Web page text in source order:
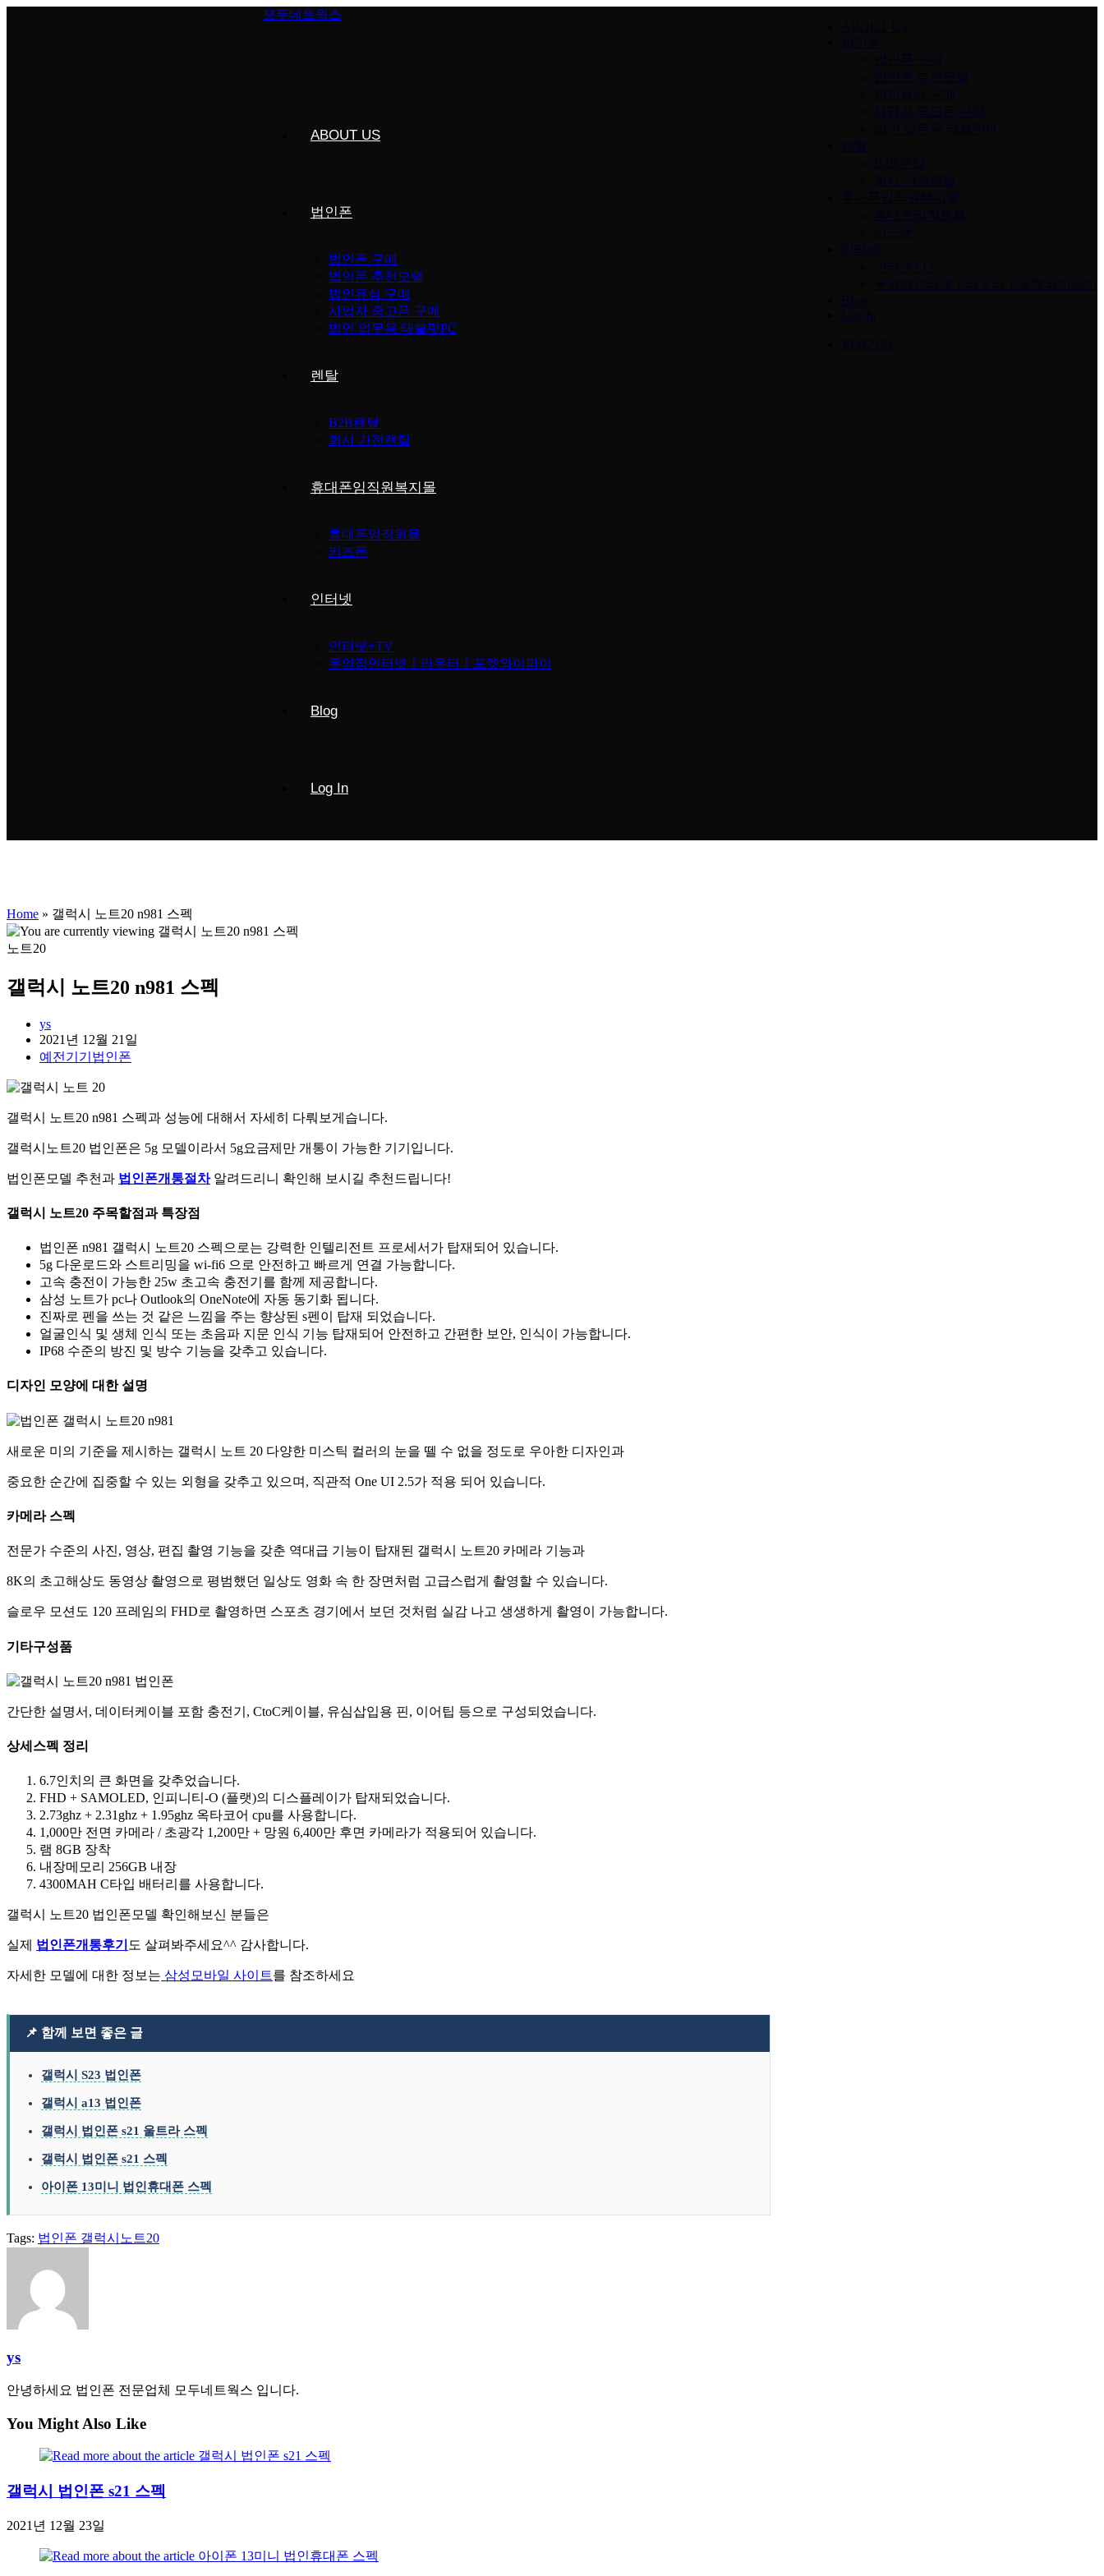
모두네트웍스
ABOUT US
법인폰
법인폰 구매
법인폰 추천모델
법인유심 구매
사업자 중고폰 구매
법인 업무용 태블릿PC
렌탈
B2B렌탈
회사 가전렌탈
휴대폰임직원복지몰
휴대폰임직원몰
키즈폰
인터넷
인터넷+TV
무약정인터넷ㅣ라우터ㅣ포켓와이파이
Blog
Log In
Home » 갤럭시 노트20 n981 스펙
노트20
갤럭시 노트20 n981 스펙
Post
author:
ys
Post
published:
2021년 12월 21일
Post
예전기기법인폰
갤럭시 노트20 n981 스펙과 성능에 대해서 자세히 다뤄보게습니다.
갤럭시노트20 법인폰은 5g 모델이라서 5g요금제만 개통이 가능한 기기입니다.
법인폰모델 추천과 법인폰개통절차알려드리니 확인해 보시길 추천드립니다!
갤럭시 노트20 주목할점과 특장점
법인폰 n981 갤럭시 노트20 스펙으로는 강력한 인텔리전트 프로세서가 탑재되어 있습니다.
5g 다운로드와 스트리밍을 wi-fi6 으로 안전하고 빠르게 연결 가능합니다.
고속 충전이 가능한 25w 초고속 충전기를 함께 제공합니다.
삼성 노트가 pc나 Outlook의 OneNote에 자동 동기화 됩니다.
진짜로 펜을 쓰는 것 같은 느낌을 주는 향상된 s펜이 탑재 되었습니다.
얼굴인식 및 생체 인식 또는 초음파 지문 인식 기능 탑재되어 안전하고 간편한 보안, 인식이 가능합니다.
IP68 수준의 방진 및 방수 기능을 갖추고 있습니다.
디자인 모양에 대한 설명
새로운 미의 기준을 제시하는 갤럭시 노트 20 다양한 미스틱 컬러의 눈을 뗄 수 없을 정도로 우아한 디자인과
중요한 순간에 집중할 수 있는 외형을 갖추고 있으며, 직관적 One UI 2.5가 적용 되어 있습니다.
카메라 스펙
전문가 수준의 사진, 영상, 편집 촬영 기능을 갖춘 역대급 기능이 탑재된 갤럭시 노트20 카메라 기능과
8K의 초고해상도 동영상 촬영으로 평범했던 일상도 영화 속 한 장면처럼 고급스럽게 촬영할 수 있습니다.
슬로우 모션도 120 프레임의 FHD로 촬영하면 스포츠 경기에서 보던 것처럼 실감 나고 생생하게 촬영이 가능합니다.
기타구성품
​간단한 설명서, 데이터케이블 포함 충전기, CtoC케이블, 유심삽입용 핀, 이어팁 등으로 구성되었습니다.
상세스펙 정리
6.7인치의 큰 화면을 갖추었습니다.
FHD + SAMOLED, 인피니티-O (플랫)의 디스플레이가 탑재되었습니다.
2.73ghz + 2.31ghz + 1.95ghz 옥타코어 cpu를 사용합니다.
1,000만 전면 카메라 / 초광각 1,200만 + 망원 6,400만 후면 카메라가 적용되어 있습니다.
램 8GB 장착
내장메모리 256GB 내장
4300MAH C타입 배터리를 사용합니다.
갤럭시 노트20 법인폰모델 확인해보신 분들은
실제 법인폰개통후기 도 살펴봐주세요^^ 감사합니다.
자세한 모델에 대한 정보는 삼성모바일 사이트를 참조하세요
📌 함께 보면 좋은 글
갤럭시 S23 법인폰
갤럭시 a13 법인폰
갤럭시 법인폰 s21 울트라 스펙
갤럭시 법인폰 s21 스펙
아이폰 13미니 법인휴대폰 스펙
Tags: 법인폰 갤럭시노트20
ys
안녕하세요 법인폰 전문업체 모두네트웍스 입니다.
You Might Also Like
갤럭시 법인폰 s21 스펙
2021년 12월 23일